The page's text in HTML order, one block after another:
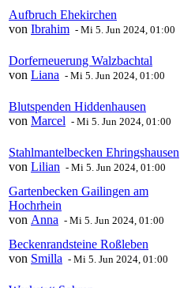
Aufbruch Ehekirchen
von Ibrahim - Mi 5. Jun 2024, 01:00
Dorferneuerung Walzbachtal
von Liana - Mi 5. Jun 2024, 01:00
Blutspenden Hiddenhausen
von Marcel - Mi 5. Jun 2024, 01:00
Stahlmantelbecken Ehringshausen
von Lilian - Mi 5. Jun 2024, 01:00
Gartenbecken Gailingen am
Hochrhein
von Anna - Mi 5. Jun 2024, 01:00
Beckenrandsteine Roßleben
von Smilla - Mi 5. Jun 2024, 01:00